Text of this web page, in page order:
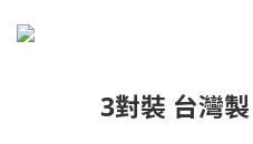
3對裝 台灣